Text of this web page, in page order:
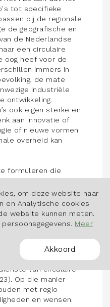
om deze website naar
en Analytische cookies
website kunnen meten.
Meer
Akkoord
tot specifieke
bij de regionale
de geografische en
de Nederlandse
een circulaire
oog heef voor de
immers in
de mate
industriële
ontwikkeling.
ook eigen sterke en
aan innovatie of
of nieuwe vormen
overheid kan
formuleren die
en Europese
een bepaalde rol
neemt die past bij
in die regio.
economische
te scheppen voor
infrastructuur
van circulaire
Op die manier
met regio
en wensen.
BY